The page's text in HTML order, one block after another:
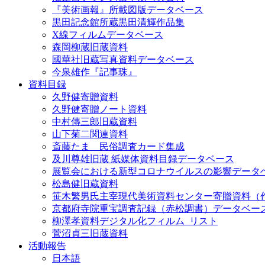
『美術画報』所載図版データベース
黒田記念館所蔵黒田清輝作品集
X線フィルムデータベース
森岡柳蔵旧蔵資料
國華社旧蔵写真資料データベース
今泉雄作『記事珠』
資料目録
久野健寄贈資料
久野健寄贈ノート資料
中村傳三郎旧蔵資料
山下菊二関連資料
斎藤たま 民俗調査カード集成
及川尊雄旧蔵 紙媒体資料目録データベース
展覧会における新型コロナウイルスの影響データ
松島健旧蔵資料
笹木繁男氏主宰現代美術資料センター寄贈資料（
京都府寺院重宝調査記録（赤松調書）データベー
柳澤孝資料デジタル化フィルム_リスト
菅沼貞三旧蔵資料
活動報告
日本語